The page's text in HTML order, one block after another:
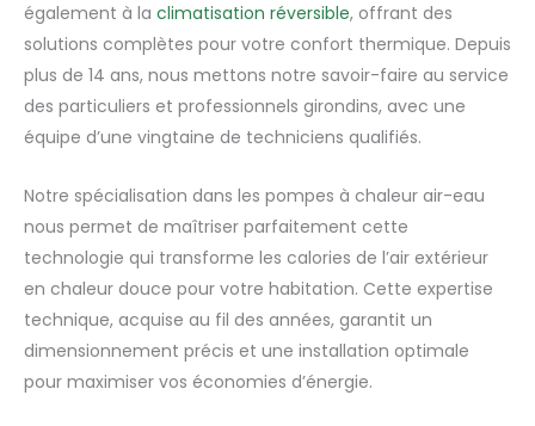
également à la climatisation réversible, offrant des
solutions complètes pour votre confort thermique. Depuis
plus de 14 ans, nous mettons notre savoir-faire au service
des particuliers et professionnels girondins, avec une
équipe d’une vingtaine de techniciens qualifiés.
Notre spécialisation dans les pompes à chaleur air-eau
nous permet de maîtriser parfaitement cette
technologie qui transforme les calories de l’air extérieur
en chaleur douce pour votre habitation. Cette expertise
technique, acquise au fil des années, garantit un
dimensionnement précis et une installation optimale
pour maximiser vos économies d’énergie.